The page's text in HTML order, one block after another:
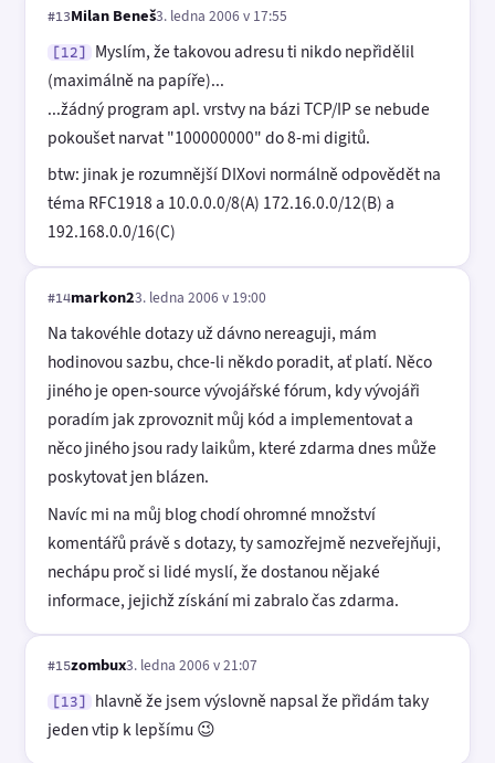
#13Milan Beneš3. ledna 2006 v 17:55
[12]
Myslím, že takovou adresu ti nikdo nepřidělil
(maximálně na papíře)...
...žádný program apl. vrstvy na bázi TCP/IP se nebude
pokoušet narvat "100000000" do 8-mi digitů.
btw: jinak je rozumnější DIXovi normálně odpovědět na
téma RFC1918 a 10.0.0.0/8(A) 172.16.0.0/12(B) a
192.168.0.0/16(C)
#14markon23. ledna 2006 v 19:00
Na takovéhle dotazy už dávno nereaguji, mám
hodinovou sazbu, chce-li někdo poradit, ať platí. Něco
jiného je open-source vývojářské fórum, kdy vývojáři
poradím jak zprovoznit můj kód a implementovat a
něco jiného jsou rady laikům, které zdarma dnes může
poskytovat jen blázen.
Navíc mi na můj blog chodí ohromné množství
komentářů právě s dotazy, ty samozřejmě nezveřejňuji,
nechápu proč si lidé myslí, že dostanou nějaké
informace, jejichž získání mi zabralo čas zdarma.
#15zombux3. ledna 2006 v 21:07
[13]
hlavně že jsem výslovně napsal že přidám taky
jeden vtip k lepšímu 😉